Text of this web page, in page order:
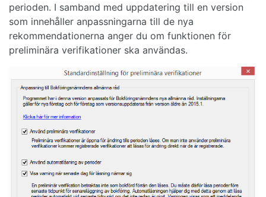
perioden. I samband med uppdatering till en version
som innehåller anpassningarna till de nya
rekommendationerna anger du om funktionen för
preliminära verifikationer ska användas.